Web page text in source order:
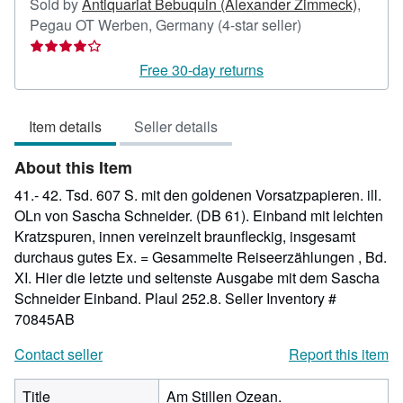
Pegau OT Werben, Germany (4-star seller)
out
Free 30-day returns
Item details Seller details
About this Item
41.- 42. Tsd. 607 S. mit den goldenen Vorsatzpapieren. ill.
OLn von Sascha Schneider. (DB 61). Einband mit leichten
Kratzspuren, innen vereinzelt braunfleckig, insgesamt
durchaus gutes Ex. = Gesammelte Reiseerzählungen , Bd.
XI. Hier die letzte und seltenste Ausgabe mit dem Sascha
Schneider Einband. Plaul 252.8. Seller Inventory #
70845AB
Contact seller
Report this item
Title Am Stillen Ozean.